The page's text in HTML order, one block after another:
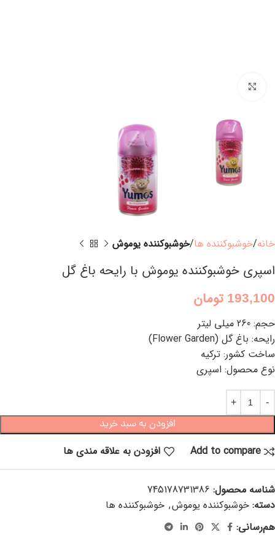
خانه خوشبوکننده ها خوشبوکننده یوموش
اسپری خوشبوکننده یوموش با رایحه باغ گل
193,100 تومان
حجم: 260 میلی لیتر
رایحه: باغ گل (Flower Garden)
ساخت کشور: ترکیه
نوع محصول: اسپری
افزودن به سبد خرید
Add to compare افزودن به علاقه مندی ها
شناسه محصول: 745178731386
دسته: خوشبوکننده یوموش, خوشبوکننده ها
هم‌رسانی: